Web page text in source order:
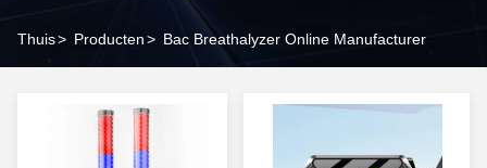
Thuis> Producten> Bac Breathalyzer Online Manufacturer